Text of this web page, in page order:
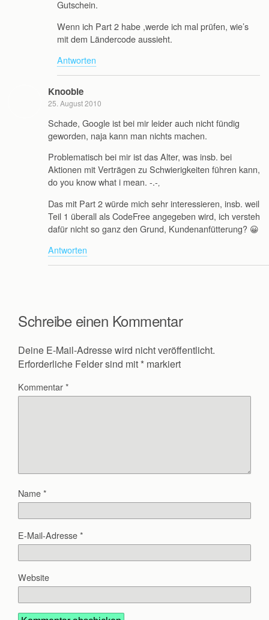
Gutschein.
Wenn ich Part 2 habe ,werde ich mal prüfen, wie’s
mit dem Ländercode aussieht.
Antworten
Knoobie
25. August 2010
Schade, Google ist bei mir leider auch nicht fündig
geworden, naja kann man nichts machen.
Problematisch bei mir ist das Alter, was insb. bei
Aktionen mit Verträgen zu Schwierigkeiten führen kann,
do you know what i mean. -.-‚
Das mit Part 2 würde mich sehr interessieren, insb. weil
Teil 1 überall als CodeFree angegeben wird, ich versteh
dafür nicht so ganz den Grund, Kundenanfütterung? 😀
Antworten
Schreibe einen Kommentar
Deine E-Mail-Adresse wird nicht veröffentlicht.
Erforderliche Felder sind mit * markiert
Kommentar*
Name*
E-Mail-Adresse*
Website